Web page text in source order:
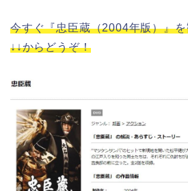
今すぐ『忠臣蔵（2004年版）』
↓↓からどうぞ！